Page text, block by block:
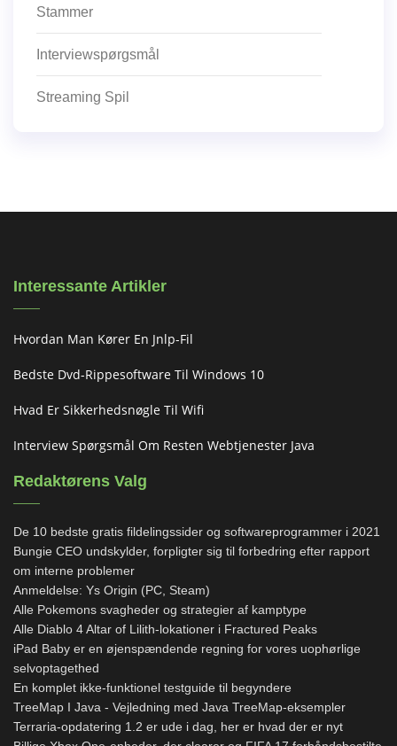
Stammer
Interviewspørgsmål
Streaming Spil
Interessante Artikler
Hvordan Man Kører En Jnlp-Fil
Bedste Dvd-Rippesoftware Til Windows 10
Hvad Er Sikkerhedsnøgle Til Wifi
Interview Spørgsmål Om Resten Webtjenester Java
Redaktørens Valg
De 10 bedste gratis fildelingssider og softwareprogrammer i 2021
Bungie CEO undskylder, forpligter sig til forbedring efter rapport
om interne problemer
Anmeldelse: Ys Origin (PC, Steam)
Alle Pokemons svagheder og strategier af kamptype
Alle Diablo 4 Altar of Lilith-lokationer i Fractured Peaks
iPad Baby er en øjenspændende regning for vores uophørlige
selvoptagethed
En komplet ikke-funktionel testguide til begyndere
TreeMap I Java - Vejledning med Java TreeMap-eksempler
Terraria-opdatering 1.2 er ude i dag, her er hvad der er nyt